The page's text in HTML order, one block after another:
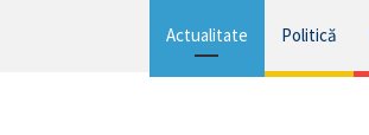
Actualitate Politică